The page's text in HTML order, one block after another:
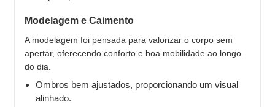
Modelagem e Caimento
A modelagem foi pensada para valorizar o corpo sem
apertar, oferecendo conforto e boa mobilidade ao longo
do dia.
Ombros bem ajustados, proporcionando um visual
alinhado.